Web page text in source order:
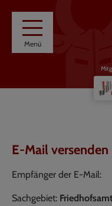
Menü
E-Mail versenden
Empfänger der E-Mail:
Sachgebiet: Friedhofsamt